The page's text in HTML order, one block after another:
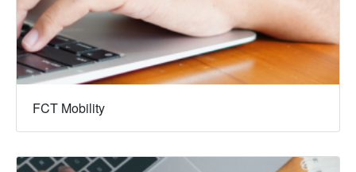
FCT Mobility